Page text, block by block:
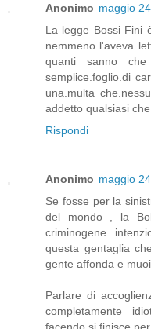
Anonimo maggio
La legge Bossi Fini
nemmeno l'aveva
quanti sanno
semplice.foglio.di
una.multa
addetto qualsiasi
Rispondi
Anonimo maggio
Se fosse per la
del mondo , la
criminogene
questa gentaglia
gente affonda e
Parlare di
completamente
facendo si finisce